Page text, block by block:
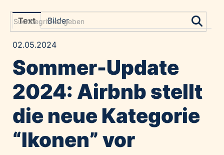
Grayling Agentur
Alawyer
Amadeus Austrian Music Awards
Bolt
Constantia Flexibles
Costa Kreuzfahrten
Emirates
Text Bilder
02.05.2024
Sommer-Update
2024: Airbnb stellt
die neue Kategorie
“Ikonen” vor